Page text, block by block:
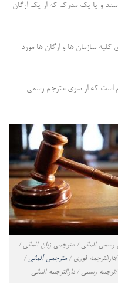
و یا یک مدرک که از یک ارگان
سازمان ها و ارگان ها مورد
است که از سوی مترجم رسمی
رسمی آلمانی / مترجمی زبان آلمانی /
فوری / مترجمی آلمانی /
ترجمه رسمی / دارالترجمه آلمانی